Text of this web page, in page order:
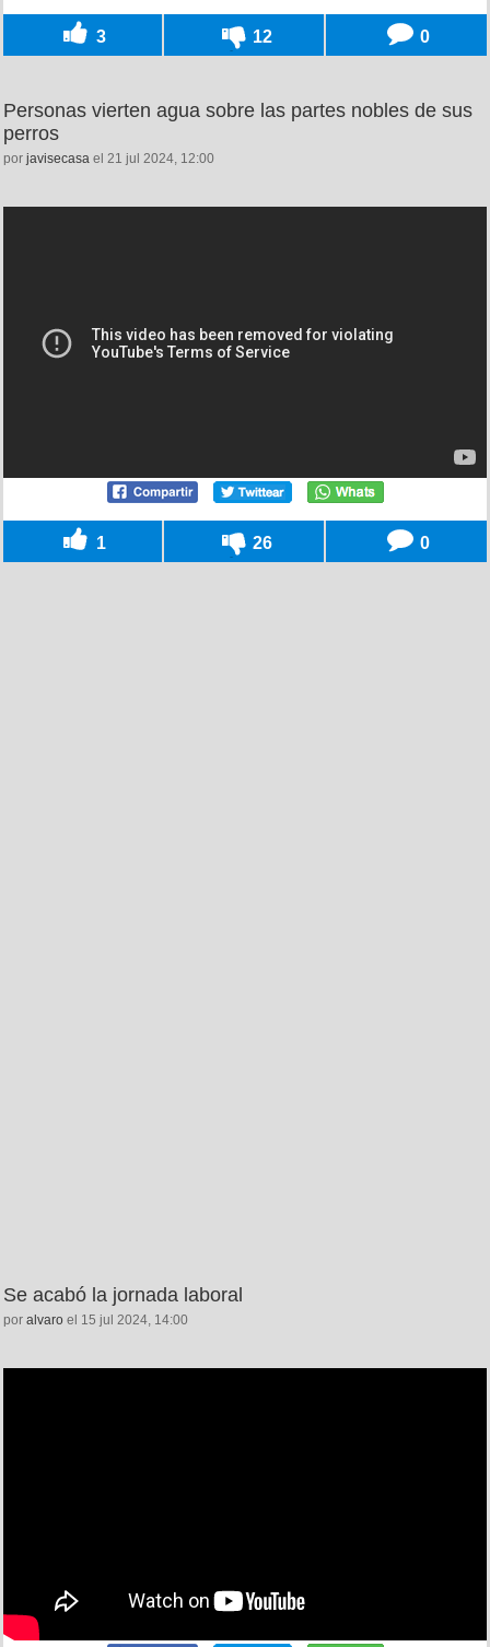
3 12 0
Personas vierten agua sobre las partes nobles de sus
perros
por javisecasa el 21 jul 2024, 12:00
1 26 0
Se acabó la jornada laboral
por alvaro el 15 jul 2024, 14:00